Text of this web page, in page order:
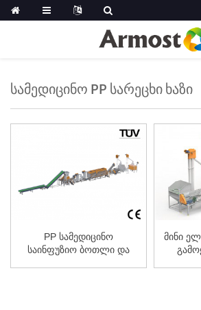
ᲡᲐᲛᲔᲓᲘᲪᲘᲜᲝ PP ᲡᲐᲠᲔᲪᲮᲘ ᲮᲐᲖᲘ
PP სამედიცინო
საინფუზიო ბოთლი და
მინი